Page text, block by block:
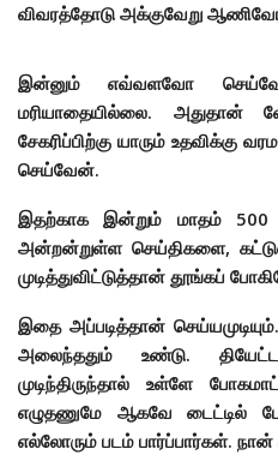
விவரத்தோடு அக்குவேறு
இன்னும் எவ்வளவோ
மரியாதையில்லை. அதுதான்
சேகரிப்பிற்கு யாரும் உதவிக்கு
செய்வேன்.
இதற்காக இன்றும் மாதம் 500
அன்றன்றுள்ள செய்திகளை,
முடித்துவிட்டுத்தான் தூங்கப்
இதை அப்படித்தான்
அலைந்ததும் உண்டு.
முடிந்திருந்தால் உள்ளே
எழுதணுமே ஆகவே டைட்டில்
எல்லோரும் படம் பார்ப்பார்கள். நான்